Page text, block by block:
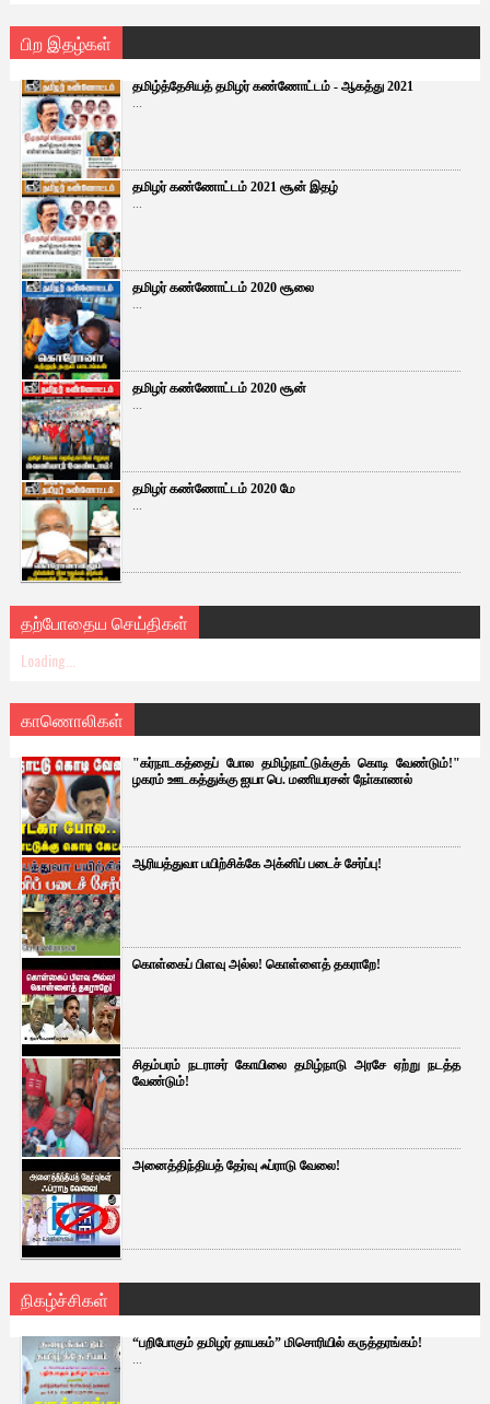
பிற இதழ்கள்
தமிழ்த்தேசியத் தமிழர் கண்ணோட்டம் - ஆகத்து 2021
...
தமிழர் கண்ணோட்டம் 2021 சூன் இதழ்
...
தமிழர் கண்ணோட்டம் 2020 சூலை
...
தமிழர் கண்ணோட்டம் 2020 சூன்
...
தமிழர் கண்ணோட்டம் 2020 மே
...
தற்போதைய செய்திகள்
Loading...
காணொலிகள்
"கர்நாடகத்தைப் போல தமிழ்நாட்டுக்குக் கொடி வேண்டும்!"
ழகரம் ஊடகத்துக்கு ஐயா பெ. மணியரசன் நோ்காணல்
ஆரியத்துவா பயிற்சிக்கே அக்னிப் படைச் சேர்ப்பு!
கொள்கைப் பிளவு அல்ல! கொள்ளைத் தகராறே!
சிதம்பரம் நடராசர் கோயிலை தமிழ்நாடு அரசே ஏற்று நடத்த
வேண்டும்!
அனைத்திந்தியத் தேர்வு ஃப்ராடு வேலை!
நிகழ்ச்சிகள்
“பறிபோகும் தமிழர் தாயகம்” மிசொரியில் கருத்தரங்கம்!
...